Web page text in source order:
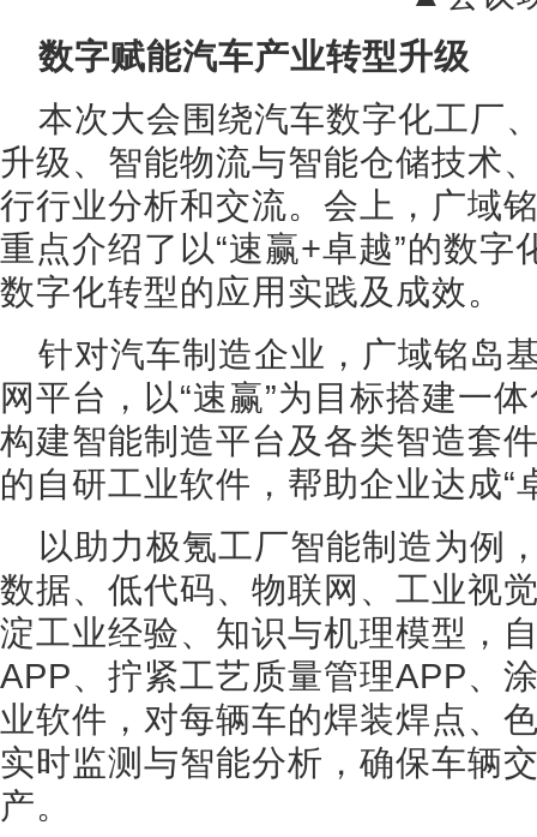
数字赋能汽车产业转型升级
本次大会围绕汽车数字化工厂
升级、智能物流与智能仓储技术
行行业分析和交流。会上，广域
重点介绍了以“速赢+卓越”的数
数字化转型的应用实践及成效。
针对汽车制造企业，广域铭岛
网平台，以“速赢”为目标搭建一
构建智能制造平台及各类智造套
的自研工业软件，帮助企业达成“
以助力极氪工厂智能制造为例
数据、低代码、物联网、工业视
淀工业经验、知识与机理模型，
APP、拧紧工艺质量管理APP、
业软件，对每辆车的焊装焊点、
实时监测与智能分析，确保车辆
产。